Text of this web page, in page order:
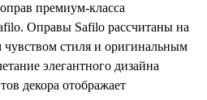
премиум-класса
Оправы Safilo рассчитаны на
стиля и оригинальным
элегантного дизайна
декора отображает